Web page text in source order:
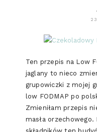
Ten przepis na Low
jaglany to nieco
grupowiczki z mojej
low FODMAP po
Zmieniłam przepis
masła